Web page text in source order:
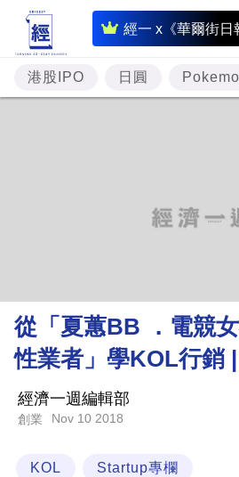
經一 x《華爾街日
即
時
財
經
理
財
商
業
科
港股IPO 日圓
從「夏蕙BB ．電競
性業者」學KOL行銷
經濟一週編輯部
創業 Nov 10 2018
KOL Startup專欄